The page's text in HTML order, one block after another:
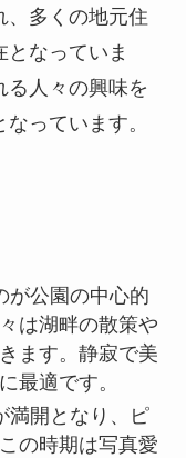
公園の中心的
は湖畔の散策や
開となり、ピ
整備されたジョ
を目的としたラ
い自然の中で心
てられている植